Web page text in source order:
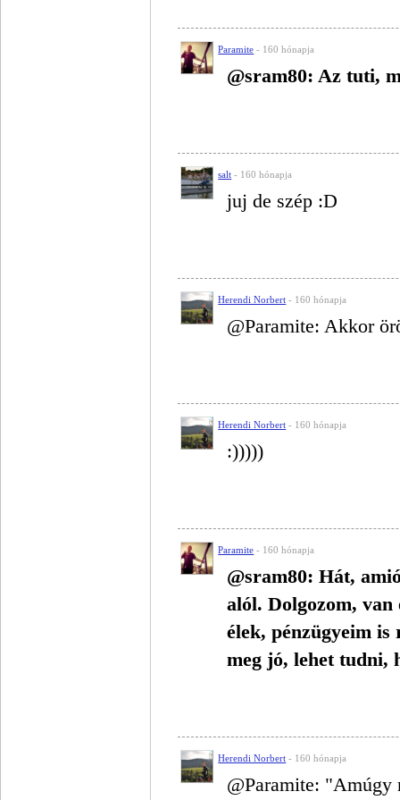
Paramite - 160 hónapja
@sram80: Az tuti,
salt - 160 hónapja
juj de szép :D
Herendi Norbert - 160 hónapja
@Paramite: Akkor
Herendi Norbert - 160 hónapja
:)))))
Paramite - 160 hónapja
@sram80: Hát,
alól. Dolgozom, van
élek, pénzügyeim
meg jó, lehet tudni,
Herendi Norbert - 160 hónapja
@Paramite: "Amúgy